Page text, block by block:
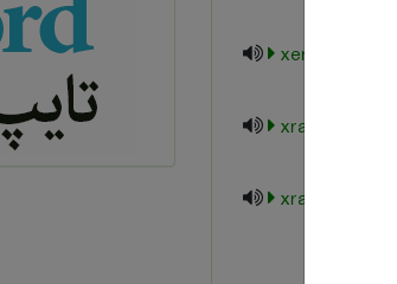
xerogel
xray
xray diffraction